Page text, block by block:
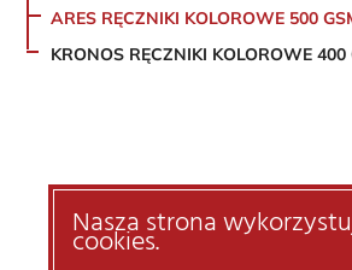
ARES RĘCZNIKI KOLOROWE 500
KRONOS RĘCZNIKI KOLOROWE 400
Nasza strona
cookies.